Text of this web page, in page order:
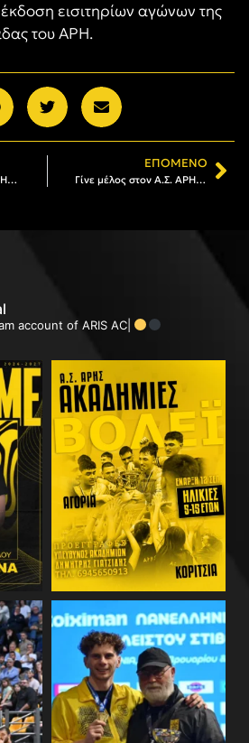
εισιτηρίων αγώνων της
του ΑΡΗ.
Γίνε μέλος στον Α.Σ. ΑΡΗΣ: Το πρόγραμμα εγγραφών και ανανεώσεων (28/03-03/04)
ΕΠΌΜΕΝΟ
Γίνε μέλος στον Α.Σ. ΑΡΗΣ: Το πρόγραμμα εγγραφών και ανανεώσεων (04/04-09/04)
account of ARIS AC|